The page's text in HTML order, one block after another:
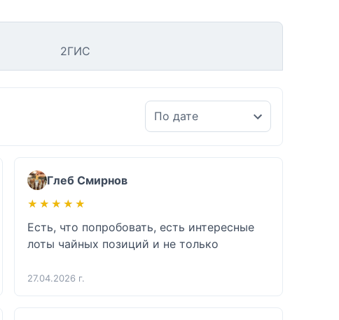
2ГИС
Глеб Смирнов
★★★★★
★★★★★
Есть, что попробовать, есть интересные
лоты чайных позиций и не только
27.04.2026 г.